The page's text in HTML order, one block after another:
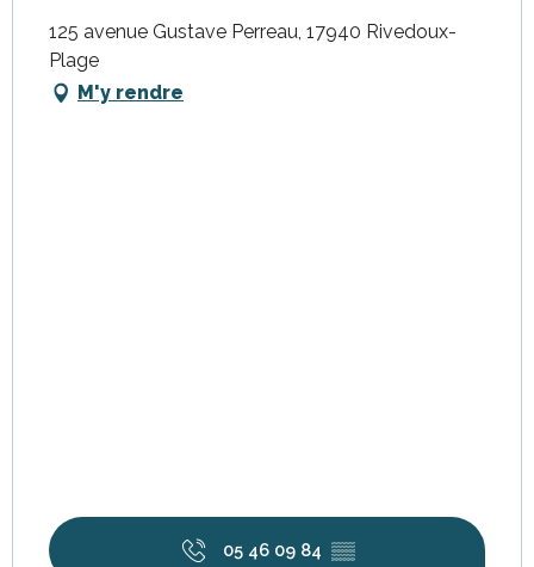
125 avenue Gustave Perreau, 17940 Rivedoux-
Plage
M'y rendre
05 46 09 84 ▒▒